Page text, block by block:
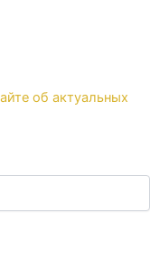
об актуальных